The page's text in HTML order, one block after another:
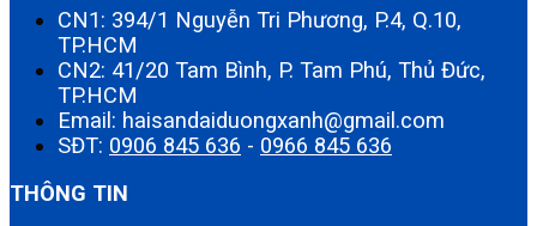
CN1: 394/1 Nguyễn Tri Phương, P.4, Q.10,
TP.HCM
CN2: 41/20 Tam Bình, P. Tam Phú, Thủ Đức,
TP.HCM
Email: haisandaiduongxanh@gmail.com
SĐT: 0906 845 636 - 0966 845 636
THÔNG TIN